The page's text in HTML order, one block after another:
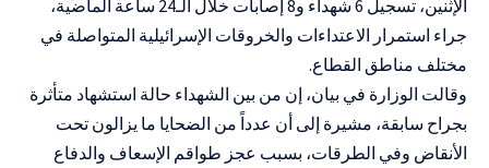
الإثنين، تسجيل 6 شهداء و8 إصابات خلال الـ24 ساعة الماضية،
جراء استمرار الاعتداءات والخروقات الإسرائيلية المتواصلة في
مختلف مناطق القطاع.
وقالت الوزارة في بيان، إن من بين الشهداء حالة استشهاد متأثرة
بجراح سابقة، مشيرة إلى أن عدداً من الضحايا ما يزالون تحت
الأنقاض وفي الطرقات، بسبب عجز طواقم الإسعاف والدفاع